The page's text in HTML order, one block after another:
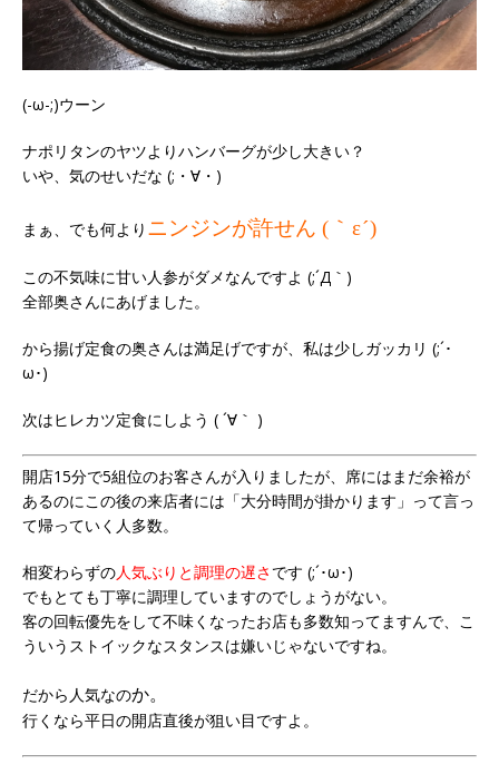
(-ω-;)ウーン
ナポリタンのヤツよりハンバーグが少し大きい？
いや、気のせいだな (;・∀・)
まぁ、でも何より ニンジンが許せん (｀ε´)
この不気味に甘い人参がダメなんですよ (;´Д｀)
全部奥さんにあげました。
から揚げ定食の奥さんは満足げですが、私は少しガッカリ (;´･
ω･)
次はヒレカツ定食にしよう ( ´∀｀ )
開店15分で5組位のお客さんが入りましたが、席にはまだ余裕が
あるのにこの後の来店者には「大分時間が掛かります」って言っ
て帰っていく人多数。
相変わらずの人気ぶりと調理の遅さ です (;´･ω･)
でもとても丁寧に調理していますのでしょうがない。
客の回転優先をして不味くなったお店も多数知ってますんで、こ
ういうストイックなスタンスは嫌いじゃないですね。
だから人気なのか。
行くなら平日の開店直後が狙い目ですよ。